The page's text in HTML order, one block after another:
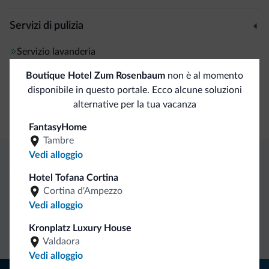
Servizi di pulizia
Servizio lavanderia
Pagamenti
Boutique Hotel Zum Rosenbaum non è al momento
disponibile in questo portale. Ecco alcune soluzioni
alternative per la tua vacanza
FantasyHome
Tambre
Vedi alloggio
Hotel Tofana Cortina
Cortina d'Ampezzo
Vedi alloggio
Kronplatz Luxury House
Valdaora
Vedi alloggio
Vantaggi esclusivi Dolomiti.it
Contatto
diretto
vantaggiose